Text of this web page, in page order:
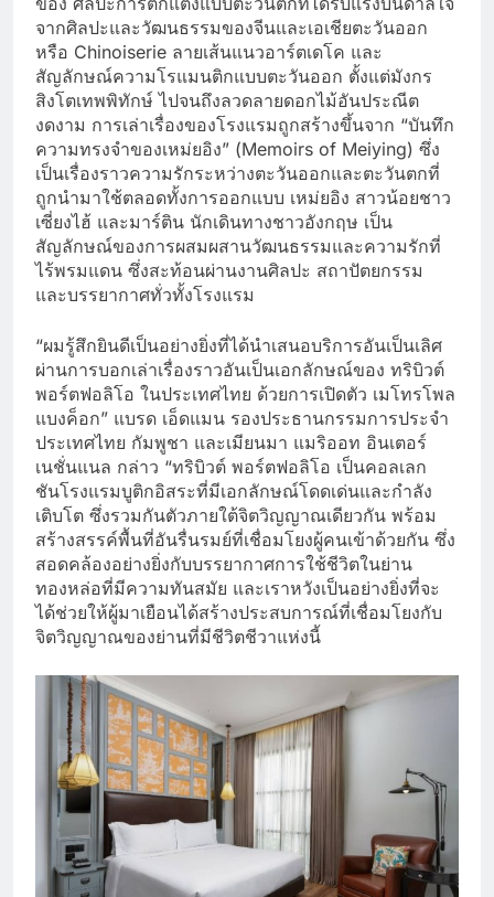
จากศิลปะและวัฒนธรรมของจีนและเอเชียตะวันออก
หรือ Chinoiserie ลายเส้นแนวอาร์ตเดโค และ
สัญลักษณ์ความโรแมนติกแบบตะวันออก ตั้งแต่มังกร
สิงโตเทพพิทักษ์ ไปจนถึงลวดลายดอกไม้อันประณีต
งดงาม การเล่าเรื่องของโรงแรมถูกสร้างขึ้นจาก “บันทึก
ความทรงจำของเหม่ยอิง” (Memoirs of Meiying) ซึ่ง
เป็นเรื่องราวความรักระหว่างตะวันออกและตะวันตกที่
ถูกนำมาใช้ตลอดทั้งการออกแบบ เหม่ยอิง สาวน้อยชาว
เซี่ยงไฮ้ และมาร์ติน นักเดินทางชาวอังกฤษ เป็น
สัญลักษณ์ของการผสมผสานวัฒนธรรมและความรักที่
ไร้พรมแดน ซึ่งสะท้อนผ่านงานศิลปะ สถาปัตยกรรม
และบรรยากาศทั่วทั้งโรงแรม
“ผมรู้สึกยินดีเป็นอย่างยิ่งที่ได้นำเสนอบริการอันเป็นเลิศ
ผ่านการบอกเล่าเรื่องราวอันเป็นเอกลักษณ์ของ ทริบิวต์
พอร์ตฟอลิโอ ในประเทศไทย ด้วยการเปิดตัว เมโทรโพล
แบงค็อก” แบรด เอ็ดแมน รองประธานกรรมการประจำ
ประเทศไทย กัมพูชา และเมียนมา แมริออท อินเตอร์
เนชั่นแนล กล่าว “ทริบิวต์ พอร์ตฟอลิโอ เป็นคอลเลก
ชันโรงแรมบูติกอิสระที่มีเอกลักษณ์โดดเด่นและกำลัง
เติบโต ซึ่งรวมกันตัวภายใต้จิตวิญญาณเดียวกัน พร้อม
สร้างสรรค์พื้นที่อันรื่นรมย์ที่เชื่อมโยงผู้คนเข้าด้วยกัน ซึ่ง
สอดคล้องอย่างยิ่งกับบรรยากาศการใช้ชีวิตในย่าน
ทองหล่อที่มีความทันสมัย และเราหวังเป็นอย่างยิ่งที่จะ
ได้ช่วยให้ผู้มาเยือนได้สร้างประสบการณ์ที่เชื่อมโยงกับ
จิตวิญญาณของย่านที่มีชีวิตชีวาแห่งนี้